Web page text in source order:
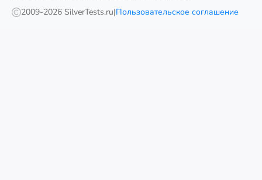
2009-2026 SilverTests.ru|Пользовательское соглашение